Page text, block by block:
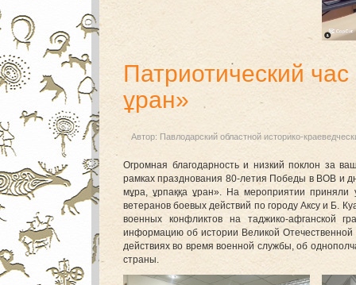
Патриотический час
ұран»
Автор: Павлодарский областной историко-
Огромная благодарность и низкий поклон за
рамках празднования 80-летия Победы в ВОВ и
мұра, ұрпаққа ұран». На мероприятии приняли
ветеранов боевых действий по городу Аксу и Б.
военных конфликтов на таджико-
информацию об истории Великой
действиях во время военной службы, об
страны.